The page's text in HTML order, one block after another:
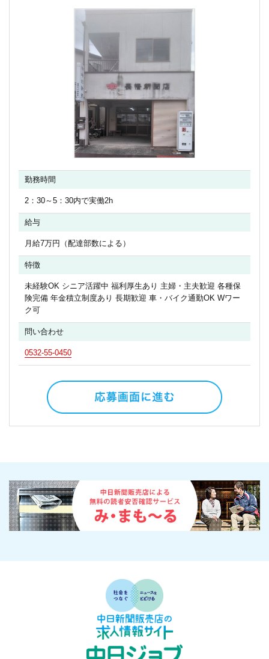
勤務時間
2：30～5：30内で実働2h
給与
月給7万円（配達部数による）
特徴
未経験OK シニア活躍中 福利厚生あり 主婦・主夫歓迎 各種保
険完備 年金積立制度あり 長期歓迎 車・バイク通勤OK Wワー
ク可
問い合わせ
0532-55-0450